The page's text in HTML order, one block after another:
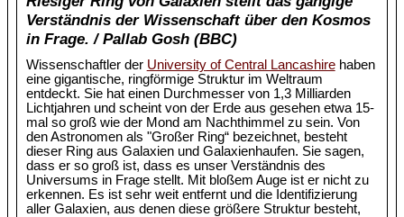
Verständnis der Wissenschaft über den Kosmos
in Frage. / Pallab Gosh (BBC)
Wissenschaftler der University of Central Lancashirehaben
eine gigantische, ringförmige Struktur im Weltraum
entdeckt. Sie hat einen Durchmesser von 1,3 Milliarden
Lichtjahren und scheint von der Erde aus gesehen etwa 15-
mal so groß wie der Mond am Nachthimmel zu sein. Von
den Astronomen als "Großer Ring“ bezeichnet, besteht
dieser Ring aus Galaxien und Galaxienhaufen. Sie sagen,
dass er so groß ist, dass es unser Verständnis des
Universums in Frage stellt. Mit bloßem Auge ist er nicht zu
erkennen. Es ist sehr weit entfernt und die Identifizierung
aller Galaxien, aus denen diese größere Struktur besteht,